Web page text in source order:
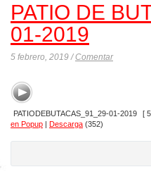
PATIO DE
01-2019
5 febrero, 2019 /Comentar
PATIODEBUTACAS_91_29-01-2019 [
en Popup | Descarga (352)